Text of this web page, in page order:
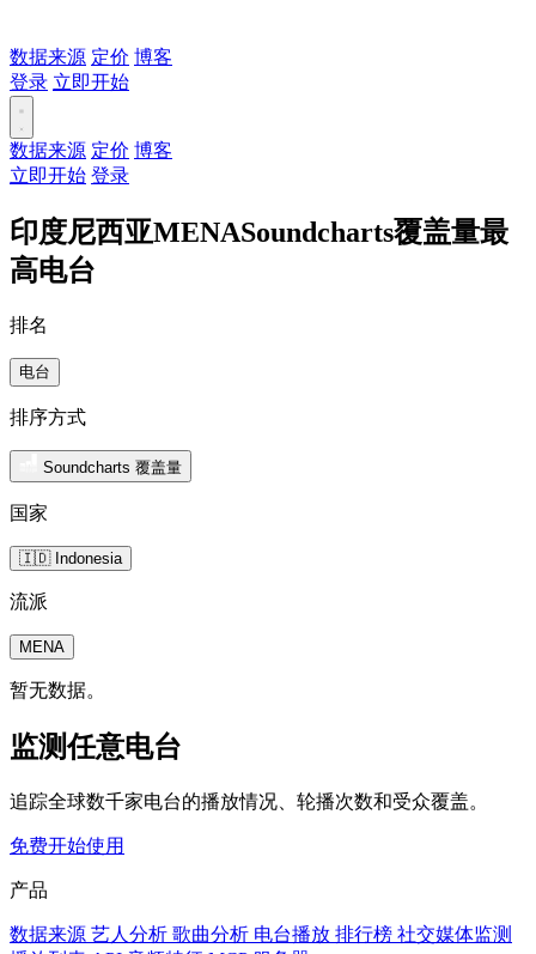
数据来源 定价 博客
登录 立即开始
数据来源 定价 博客
立即开始 登录
印度尼西亚MENASoundcharts覆盖量最
高电台
排名
电台
排序方式
Soundcharts 覆盖量
国家
🇮🇩 Indonesia
流派
MENA
暂无数据。
监测任意电台
追踪全球数千家电台的播放情况、轮播次数和受众覆盖。
免费开始使用
产品
数据来源 艺人分析 歌曲分析 电台播放 排行榜 社交媒体监测